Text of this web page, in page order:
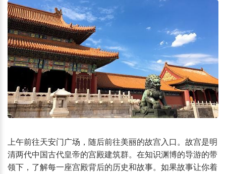
上午前往天安门广场，随后前往美丽的故宫入口。故宫是明
清两代中国古代皇帝的宫殿建筑群。在知识渊博的导游的带
领下，了解每一座宫殿背后的历史和故事。如果故事让你着